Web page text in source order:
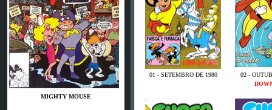
MIGHTY MOUSE
01 - SETEMBRO DE 1980
02 -